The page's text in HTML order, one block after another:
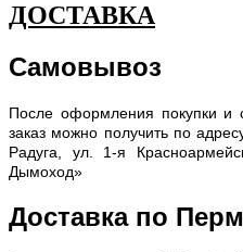
ДОСТАВКА
Самовывоз
После оформления покупки и
заказ можно получить по
Радуга, ул. 1-я
Дымоход»
Доставка по